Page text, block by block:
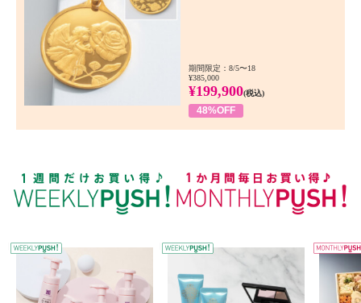
期間限定：8/5〜18
¥385,000
¥199,900(税込)
48%OFF
WEEKLY PUSH